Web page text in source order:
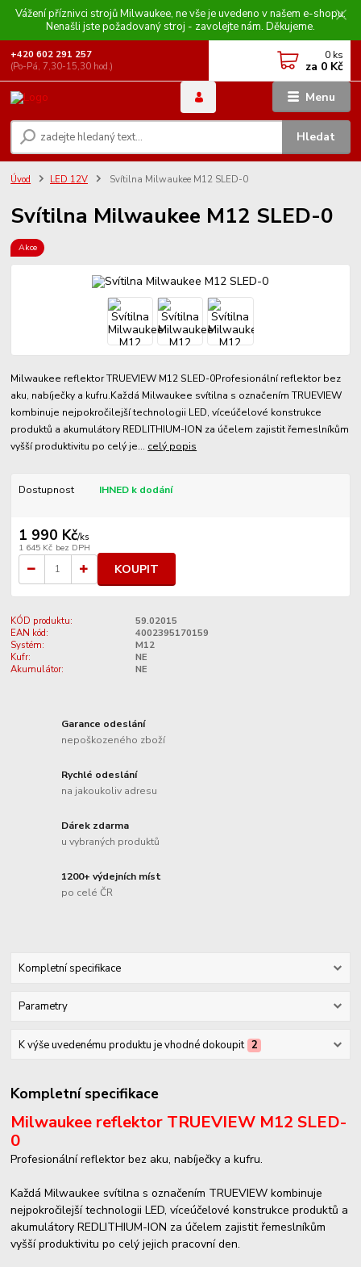
Vážení příznivci strojů Milwaukee, ne vše je uvedeno v našem e-shopu.
Nenašli jste požadovaný stroj - zavolejte nám. Děkujeme.
Menu
Hledat
+420 602 291 257
(Po-Pá, 7,30-15,30 hod.)
0 ks
za 0 Kč
Úvod LED 12V Svítilna Milwaukee M12 SLED-0
Svítilna Milwaukee M12 SLED-0
Akce
Milwaukee reflektor TRUEVIEW M12 SLED-0Profesionální reflektor bez
aku, nabíječky a kufru.Každá Milwaukee svítilna s označením TRUEVIEW
kombinuje nejpokročilejší technologii LED, víceúčelové konstrukce
produktů a akumulátory REDLITHIUM-ION za účelem zajistit řemeslníkům
vyšší produktivitu po celý je... celý popis
Dostupnost IHNED k dodání
1 990 Kč/ks
1 645 Kč bez DPH
KOUPIT
KÓD produktu:
59.02015
EAN kód:
4002395170159
Systém:
M12
Kufr:
NE
Akumulátor:
NE
Garance odeslání
nepoškozeného zboží
Rychlé odeslání
na jakoukoliv adresu
Dárek zdarma
u vybraných produktů
1200+ výdejních míst
po celé ČR
Kompletní specifikace
Parametry
K výše uvedenému produktu je vhodné dokoupit 2
Kompletní specifikace
Milwaukee reflektor TRUEVIEW M12 SLED-
0
Profesionální reflektor bez aku, nabíječky a kufru.
Každá Milwaukee svítilna s označením TRUEVIEW kombinuje
nejpokročilejší technologii LED, víceúčelové konstrukce produktů a
akumulátory REDLITHIUM-ION za účelem zajistit řemeslníkům
vyšší produktivitu po celý jejich pracovní den.